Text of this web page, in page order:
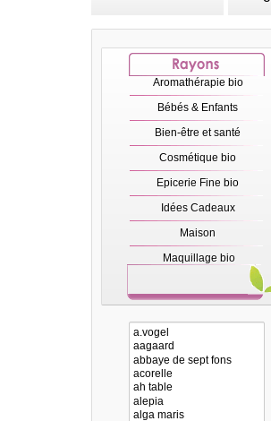
Aromathérapie bio
Bébés & Enfants
Bien-être et santé
Cosmétique bio
Epicerie Fine bio
Idées Cadeaux
Maison
Maquillage bio